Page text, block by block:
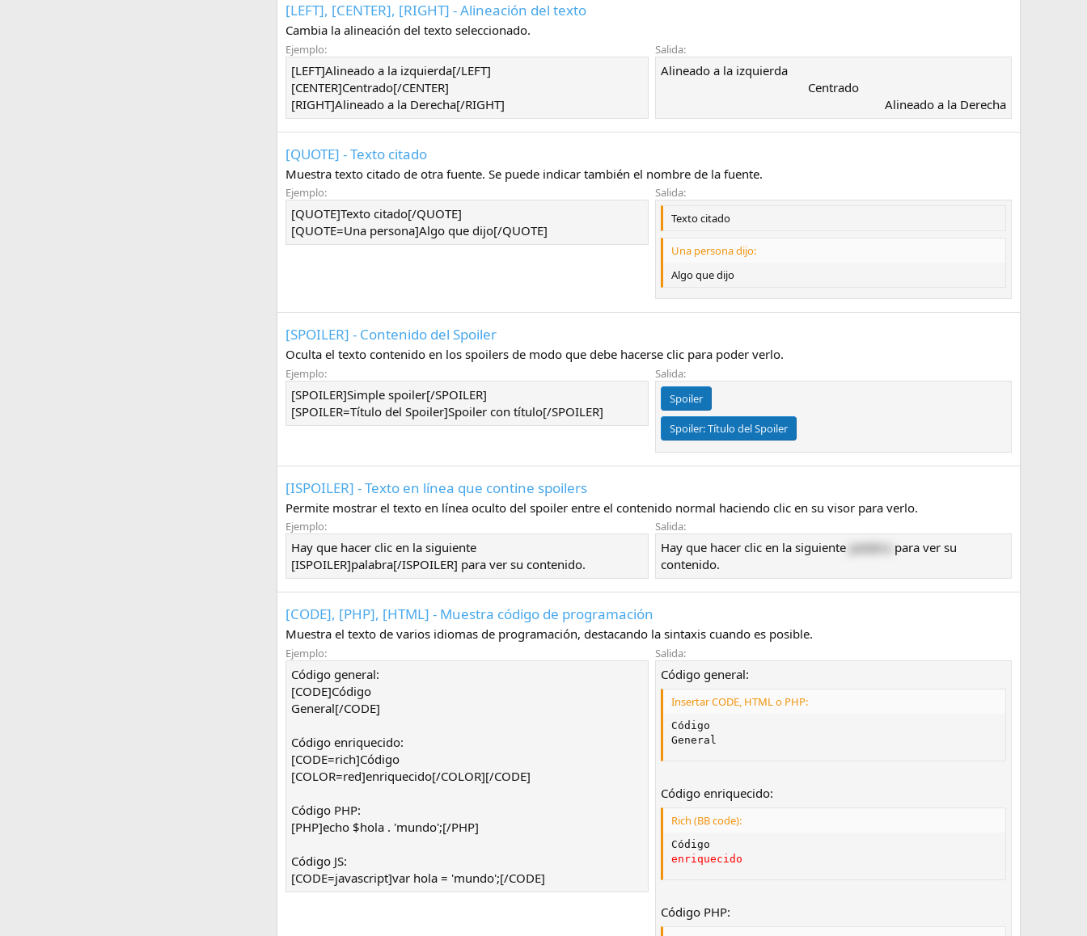
[LEFT], [CENTER], [RIGHT] - Alineación del texto
Cambia la alineación del texto seleccionado.
Ejemplo:
[LEFT]Alineado a la izquierda[/LEFT]
[CENTER]Centrado[/CENTER]
[RIGHT]Alineado a la Derecha[/RIGHT]
Salida:
Alineado a la izquierda​
Centrado​
Alineado a la Derecha​
[QUOTE] - Texto citado
Muestra texto citado de otra fuente. Se puede indicar también el nombre de la fuente.
Ejemplo:
[QUOTE]Texto citado[/QUOTE]
[QUOTE=Una persona]Algo que dijo[/QUOTE]
Salida:
Texto citado
Una persona dijo:
Algo que dijo
[SPOILER] - Contenido del Spoiler
Oculta el texto contenido en los spoilers de modo que debe hacerse clic para poder verlo.
Ejemplo:
[SPOILER]Simple spoiler[/SPOILER]
[SPOILER=Título del Spoiler]Spoiler con título[/SPOILER]
Salida:
Spoiler
Spoiler:Título del Spoiler
[ISPOILER] - Texto en línea que contine spoilers
Permite mostrar el texto en línea oculto del spoiler entre el contenido normal haciendo clic en su visor para verlo.
Ejemplo:
Hay que hacer clic en la siguiente
[ISPOILER]palabra[/ISPOILER] para ver su contenido.
Salida:
Hay que hacer clic en la siguiente palabra
para ver su
contenido.
[CODE], [PHP], [HTML] - Muestra código de programación
Muestra el texto de varios idiomas de programación, destacando la sintaxis cuando es posible.
Ejemplo:
Código general:
[CODE]Código
General[/CODE]
Código enriquecido:
[CODE=rich]Código
[COLOR=red]enriquecido[/COLOR][/CODE]
Código PHP:
[PHP]echo $hola . 'mundo';[/PHP]
Código JS:
[CODE=javascript]var hola = 'mundo';[/CODE]
Salida:
Código general:
Insertar CODE, HTML o PHP:
Código
General
Código enriquecido:
Rich (BB code):
enriquecido
Código PHP: